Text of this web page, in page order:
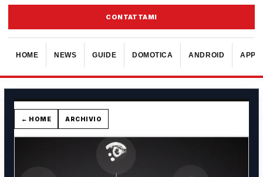
CONTATTAMI
HOME NEWS GUIDE DOMOTICA ANDROID
← HOME ARCHIVIO